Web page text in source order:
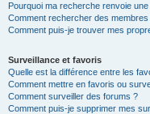
Pourquoi ma recherche renvoie
Comment rechercher des membres
Comment puis-je trouver mes
Surveillance et favoris
Quelle est la différence entre les
Comment mettre en favoris ou
Comment surveiller des forums ?
Comment puis-je supprimer mes